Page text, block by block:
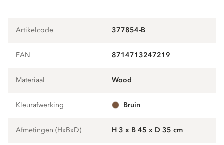
Artikelcode 377854-B
EAN 8714713247219
Materiaal wood
Kleurafwerking bruin
Afmetingen (HxBxD) H 3 x B 45 x D 35 cm